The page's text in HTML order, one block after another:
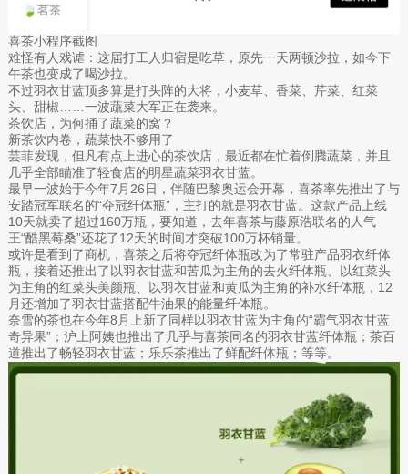
喜茶小程序截图
难怪有人戏谑：这届打工人归宿是吃草，原先一天两顿沙拉，如今下
午茶也变成了喝沙拉。
不过羽衣甘蓝顶多算是打头阵的大将，小麦草、香菜、芹菜、红菜
头、甜椒……一波蔬菜大军正在袭来。
茶饮店，为何捅了蔬菜的窝？
新茶饮内卷，蔬菜快不够用了
芸菲发现，但凡有点上进心的茶饮店，最近都在忙着倒腾蔬菜，并且
几乎全部瞄准了轻食店的明星蔬菜羽衣甘蓝。
最早一波始于今年7月26日，伴随巴黎奥运会开幕，喜茶率先推出了与
安踏冠军联名的“夺冠纤体瓶”，主打的就是羽衣甘蓝。这款产品上线
10天就卖了超过160万瓶，要知道，去年喜茶与藤原浩联名的人气
王“酷黑莓桑”还花了12天的时间才突破100万杯销量。
或许是看到了商机，喜茶之后将夺冠纤体瓶改为了常驻产品羽衣纤体
瓶，接着还推出了以羽衣甘蓝和苦瓜为主角的去火纤体瓶、以红菜头
为主角的红菜头美颜瓶、以羽衣甘蓝和黄瓜为主角的补水纤体瓶，12
月还增加了羽衣甘蓝搭配牛油果的能量纤体瓶。
奈雪的茶也在今年8月上新了同样以羽衣甘蓝为主角的“霸气羽衣甘蓝
奇异果”；沪上阿姨也推出了几乎与喜茶同名的羽衣甘蓝纤体瓶；茶百
道推出了畅轻羽衣甘蓝；乐乐茶推出了鲜配纤体瓶；等等。